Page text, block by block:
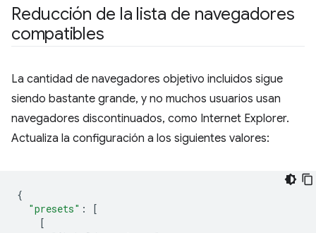
Reducción de la lista de navegadores
compatibles
La cantidad de navegadores objetivo incluidos sigue
siendo bastante grande, y no muchos usuarios usan
navegadores discontinuados, como Internet Explorer.
Actualiza la configuración a los siguientes valores:
{
"presets" :
[
    [